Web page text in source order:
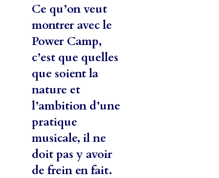
Ce qu’on veut
montrer avec le
Power Camp,
c’est que quelles
que soient la
nature et
l’ambition d’une
pratique
musicale, il ne
doit pas y avoir
de frein en fait.